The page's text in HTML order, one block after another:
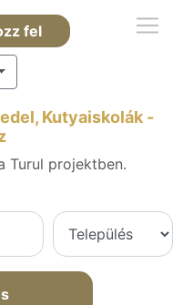
fel
Kutyaiskolák -
Turul projektben.